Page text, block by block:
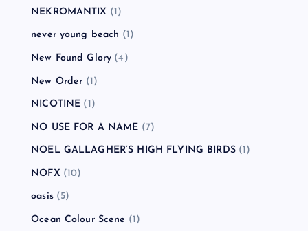
NEKROMANTIX (1)
never young beach (1)
New Found Glory (4)
New Order (1)
NICOTINE (1)
NO USE FOR A NAME (7)
NOEL GALLAGHER’S HIGH FLYING BIRDS(1)
NOFX (10)
oasis(5)
Ocean Colour Scene (1)